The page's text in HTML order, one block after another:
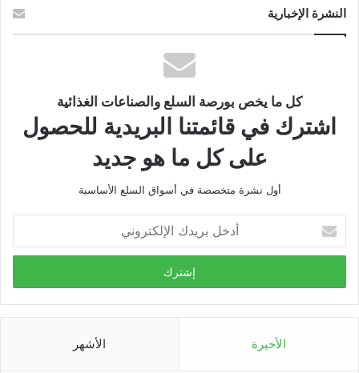
النشرة الإخبارية
كل ما يخص بورصة السلع والصناعات الغذائية
اشترك في قائمتنا البريدية للحصول
على كل ما هو جديد
أول نشرة متخصصة في أسواق السلع الأساسية
بريدك
الإلكتروني
الأخيرة الأشهر